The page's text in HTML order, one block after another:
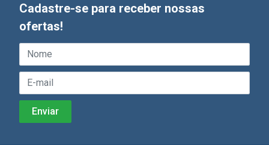
Cadastre-se para receber nossas
ofertas!